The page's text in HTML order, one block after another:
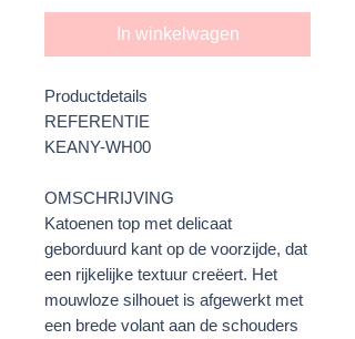
In winkelwagen
Productdetails
REFERENTIE
KEANY-WH00
OMSCHRIJVING
Katoenen top met delicaat
geborduurd kant op de voorzijde, dat
een rijkelijke textuur creëert. Het
mouwloze silhouet is afgewerkt met
een brede volant aan de schouders